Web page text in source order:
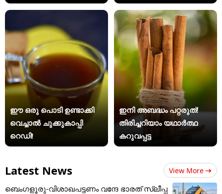
ഈ ഒരു പൊടി ഉണ്ടാക്കി
വെച്ചാൽ ചുക്കുകാപ്പി
റെഡി!
ഇനി അബദ്ധം പറ്റരുത്!
തിരിച്ചറിയാം യഥാര്‍ത്ഥ
കറുവപ്പട്ട
Latest News View More
ബെംഗളൂരു-വിശാഖപട്ടണം വന്ദേ ഭാരത് സ്ലീപ്പ